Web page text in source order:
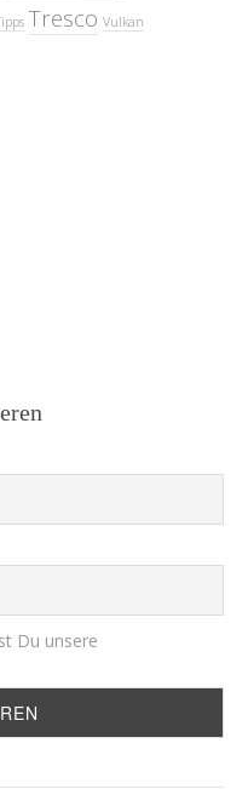
Tresco Vulkan
Du unsere